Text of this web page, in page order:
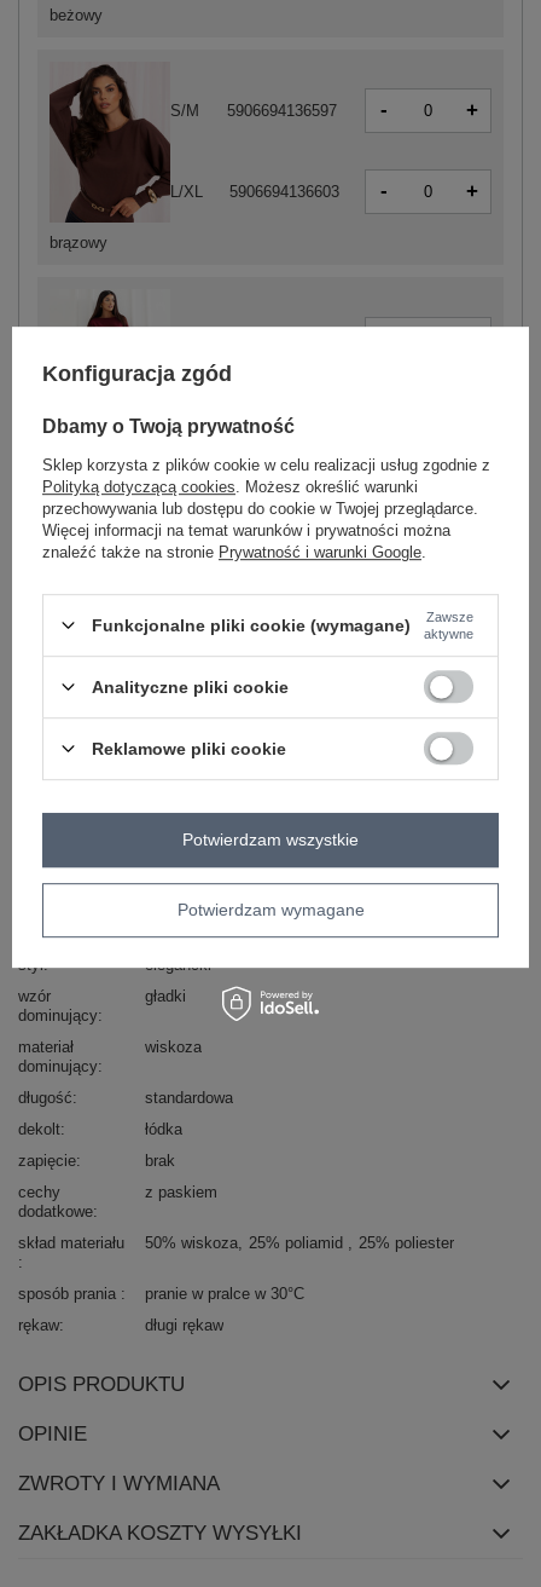
brązowy
S/M 5906694136597 - +
L/XL 5906694136603 - +
beżowy
bordowy
L/XL 5906694136580
Zobacz wszystkie kolory (+2)
ZALOGUJ SIĘ I ZOBACZ CENĘ
Masz pytanie? Chętnie pomożemy.
Zadzwoń+48 601 547 740 Zadaj pytanie
Kod produktu
IR-SW-3202.98
ITALY MODA
okazja
codzienne do pracy wizytowe
styl
elegancki
wzór
dominujący
gładki
materiał
dominujący
wiskoza
długość
standardowa
dekolt
łódka
zapięcie
brak
cechy
dodatkowe
z paskiem
skład materiału 50% wiskoza 25% poliamid 25% poliester
sposób prania
pranie w pralce w 30°C
rękaw
długi rękaw
OPIS PRODUKTU
OPINIE
ZWROTY I WYMIANA
ZAKŁADKA KOSZTY WYSYŁKI
Konfiguracja zgód
Dbamy o Twoją prywatność
Sklep korzysta z plików cookie w celu realizacji usług zgodnie z
Polityką dotyczącą cookies . Możesz określić warunki
przechowywania lub dostępu do cookie w Twojej przeglądarce.
Więcej informacji na temat warunków i prywatności można
znaleźć także na stronie Prywatność i warunki Google
Funkcjonalne pliki cookie (wymagane)
Zawsze
aktywne
Analityczne pliki cookie
Reklamowe pliki cookie
Potwierdzam wymagane
Potwierdzam wszystkie